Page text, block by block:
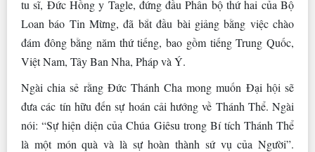
tu sĩ, Đức Hồng y Tagle, đứng đầu Phân bộ thứ hai của Bộ
Loan báo Tin Mừng, đã bắt đầu bài giảng bằng việc chào
đám đông bằng năm thứ tiếng, bao gồm tiếng Trung Quốc,
Việt Nam, Tây Ban Nha, Pháp và Ý.
Ngài chia sẻ rằng Đức Thánh Cha mong muốn Đại hội sẽ
đưa các tín hữu đến sự hoán cải hướng về Thánh Thể. Ngài
nói: “Sự hiện diện của Chúa Giêsu trong Bí tích Thánh Thể
là một món quà và là sự hoàn thành sứ vụ của Người”.